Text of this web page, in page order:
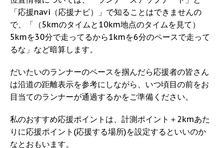
「応援navi（応援ナビ）」で知ることはできませんの
で、「（5kmのタイムと10km地点のタイムを見て）
5kmを30分で走ってるから1kmを6分のペースで走って
るな」など暗算します。
だいたいのランナーのペースを掴んだら応援者の皆さん
は沿道の距離表示を参考にしながら、いつ頃目の前をお
目当てのランナーが通過するかをご準備ください。
私のおすすめ応援ポイントは、計測ポイント＋2kmあた
りに応援ポイント(応援する場所)を設定するといいのか
なとおもいます。